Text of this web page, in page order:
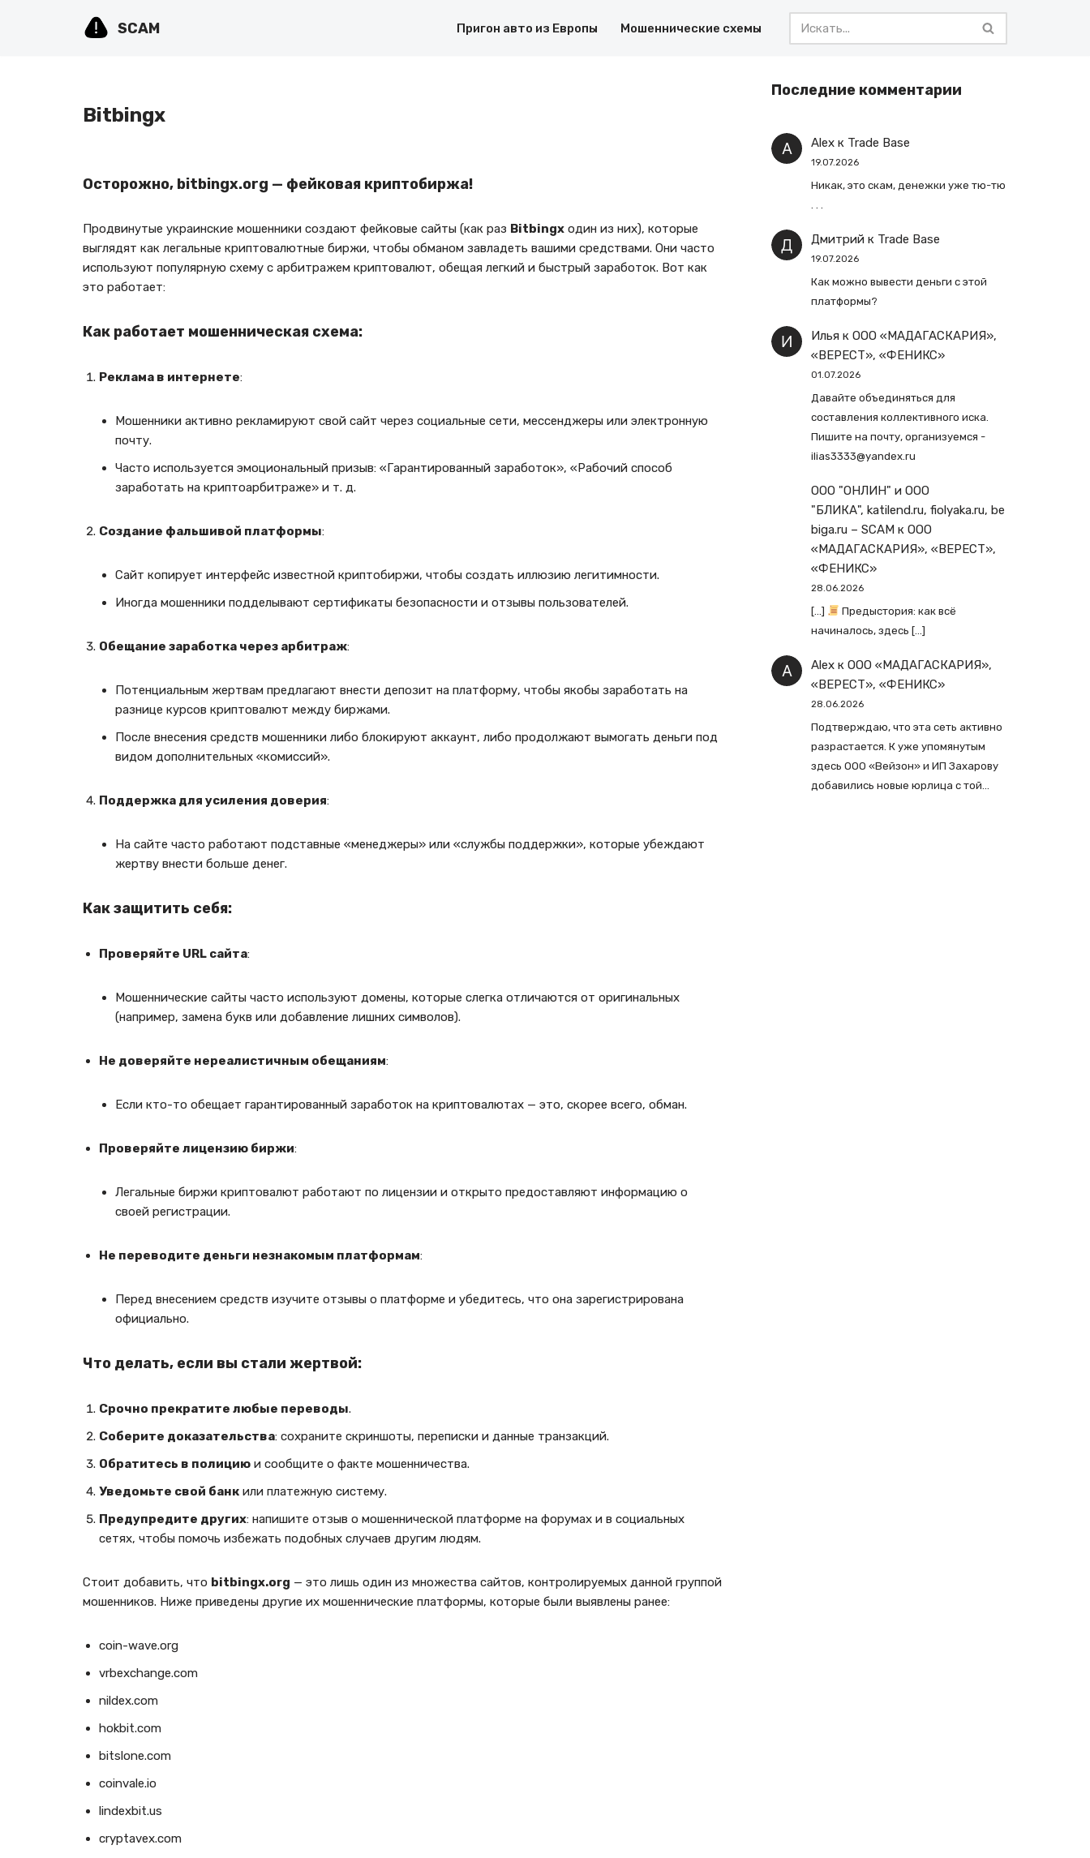
SCAM Пригон авто из Европы Мошеннические схемы
Bitbingx
Осторожно, bitbingx.org — фейковая криптобиржа!
Продвинутые украинские мошенники создают фейковые сайты (как раз Bitbingx один из них), которые
выглядят как легальные криптовалютные биржи, чтобы обманом завладеть вашими средствами. Они часто
используют популярную схему с арбитражем криптовалют, обещая легкий и быстрый заработок. Вот как
это работает:
Как работает мошенническая схема:
Реклама в интернете:
Мошенники активно рекламируют свой сайт через социальные сети, мессенджеры или электронную
почту.
Часто используется эмоциональный призыв: «Гарантированный заработок», «Рабочий способ
заработать на криптоарбитраже» и т. д.
Создание фальшивой платформы:
Сайт копирует интерфейс известной криптобиржи, чтобы создать иллюзию легитимности.
Иногда мошенники подделывают сертификаты безопасности и отзывы пользователей.
Обещание заработка через арбитраж:
Потенциальным жертвам предлагают внести депозит на платформу, чтобы якобы заработать на
разнице курсов криптовалют между биржами.
После внесения средств мошенники либо блокируют аккаунт, либо продолжают вымогать деньги под
видом дополнительных «комиссий».
Поддержка для усиления доверия:
На сайте часто работают подставные «менеджеры» или «службы поддержки», которые убеждают
жертву внести больше денег.
Как защитить себя:
Проверяйте URL сайта:
Мошеннические сайты часто используют домены, которые слегка отличаются от оригинальных
(например, замена букв или добавление лишних символов).
Не доверяйте нереалистичным обещаниям:
Если кто-то обещает гарантированный заработок на криптовалютах — это, скорее всего, обман.
Проверяйте лицензию биржи:
Легальные биржи криптовалют работают по лицензии и открыто предоставляют информацию о
своей регистрации.
Не переводите деньги незнакомым платформам:
Перед внесением средств изучите отзывы о платформе и убедитесь, что она зарегистрирована
официально.
Что делать, если вы стали жертвой:
Срочно прекратите любые переводы.
Соберите доказательства: сохраните скриншоты, переписки и данные транзакций.
Обратитесь в полицию и сообщите о факте мошенничества.
Уведомьте свой банк или платежную систему.
Предупредите других: напишите отзыв о мошеннической платформе на форумах и в социальных
сетях, чтобы помочь избежать подобных случаев другим людям.
Стоит добавить, что bitbingx.org — это лишь один из множества сайтов, контролируемых данной группой
мошенников. Ниже приведены другие их мошеннические платформы, которые были выявлены ранее:
coin-wave.org
vrbexchange.com
nildex.com
hokbit.com
bitslone.com
coinvale.io
lindexbit.us
cryptavex.com
Последние комментарии
Alexк Trade Base
19.07.2026
Никак, это скам, денежки уже тю-тю
Дмитрийк Trade Base
19.07.2026
Как можно вывести деньги с этой
платформы?
Ильяк ООО «МАДАГАСКАРИЯ»,
«ВЕРЕСТ», «ФЕНИКС»
01.07.2026
Давайте объединяться для
составления коллективного иска.
Пишите на почту, организуемся -
ilias3333@yandex.ru
ООО "ОНЛИН" и ООО
"БЛИКА", katilend.ru, fiolyaka.ru, be
biga.ru – SCAMк ООО
«МАДАГАСКАРИЯ», «ВЕРЕСТ»,
«ФЕНИКС»
28.06.2026
[…]
Предыстория: как всё
начиналось, здесь […]
Alexк ООО «МАДАГАСКАРИЯ»,
«ВЕРЕСТ», «ФЕНИКС»
28.06.2026
Подтверждаю, что эта сеть активно
разрастается. К уже упомянутым
здесь ООО «Вейзон» и ИП Захарову
добавились новые юрлица с той…